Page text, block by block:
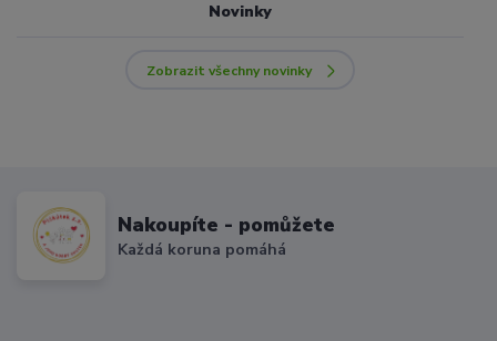
Novinky
Zobrazit všechny novinky
Nakoupíte - pomůžete
Každá koruna pomáhá